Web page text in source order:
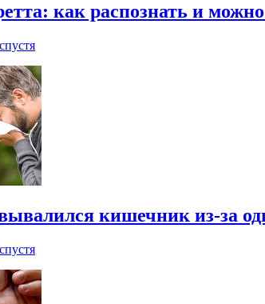
как распознать и
кишечник из-за